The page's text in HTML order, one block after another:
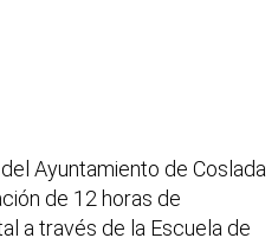
Ayuntamiento de Coslada
de 12 horas de
a través de la Escuela de